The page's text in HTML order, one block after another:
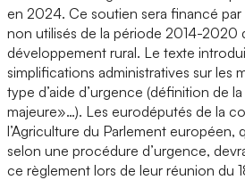
en 2024. Ce soutien sera financé
non utilisés de la période 2014-2020
développement rural. Le texte
simplifications administratives sur les
type d’aide d’urgence (définition de
majeure»…). Les eurodéputés de la
l’Agriculture du Parlement européen,
selon une procédure d’urgence,
ce règlement lors de leur réunion du